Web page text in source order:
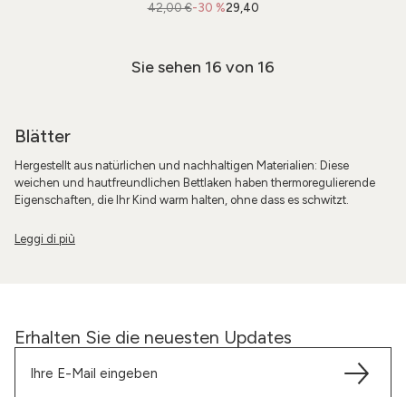
-30 %
42,00 € 29,40
Sie sehen 16 von 16
Blätter
Hergestellt aus natürlichen und nachhaltigen Materialien: Diese
weichen und hautfreundlichen Bettlaken haben thermoregulierende
Eigenschaften, die Ihr Kind warm halten, ohne dass es schwitzt.
Erhalten Sie die neuesten Updates